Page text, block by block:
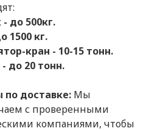
до 500кг.
1500 кг.
кран - 10-15 тонн.
до 20 тонн.
по доставке: Мы
с проверенными
компаниями, чтобы